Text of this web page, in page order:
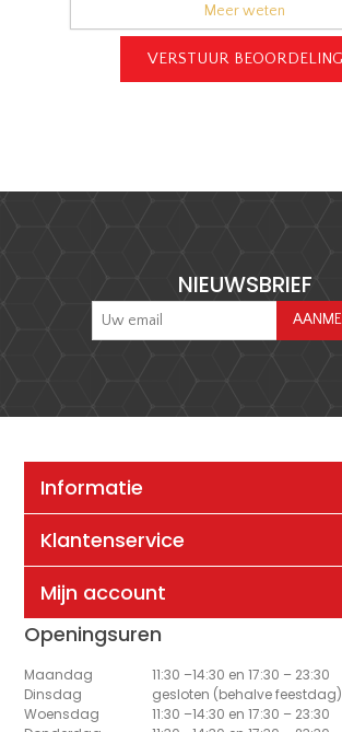
NIEUWSBRIEF
Informatie
Klantenservice
Mijn account
Openingsuren
Maandag
11:30 –14:30 en 17:30 – 23:30
Dinsdag
gesloten (behalve feestdag)
Woensdag
11:30 –14:30 en 17:30 – 23:30
Meer weten